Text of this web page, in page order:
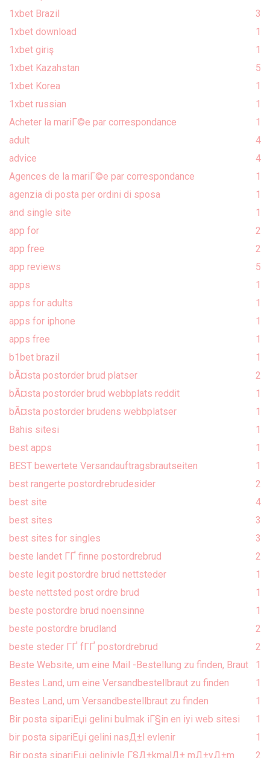
1xbet Brazil
3
1xbet download
1
1xbet giriş
1
1xbet Kazahstan
5
1xbet Korea
1
1xbet russian
1
Acheter la mariГ©e par correspondance
1
adult
4
advice
4
Agences de la mariГ©e par correspondance
1
agenzia di posta per ordini di sposa
1
and single site
1
app for
2
app free
2
app reviews
5
apps
1
apps for adults
1
apps for iphone
1
apps free
1
b1bet brazil
1
bÃ¤sta postorder brud platser
2
bÃ¤sta postorder brud webbplats reddit
1
bÃ¤sta postorder brudens webbplatser
1
Bahis sitesi
1
best apps
1
BEST bewertete Versandauftragsbrautseiten
1
best rangerte postordrebrudesider
2
best site
4
best sites
3
best sites for singles
3
beste landet ГҐ finne postordrebrud
2
beste legit postordre brud nettsteder
1
beste nettsted post ordre brud
1
beste postordre brud noensinne
1
beste postordre brudland
2
beste steder ГҐ fГҐ postordrebrud
2
Beste Website, um eine Mail -Bestellung zu finden, Braut
1
Bestes Land, um eine Versandbestellbraut zu finden
1
Bestes Land, um Versandbestellbraut zu finden
1
Bir posta sipariЕџi gelini bulmak iГ§in en iyi web sitesi
1
bir posta sipariЕџi gelini nasД±l evlenir
1
Bir posta sipariЕџi geliniyle Г§Д±kmalД± mД±yД±m
2